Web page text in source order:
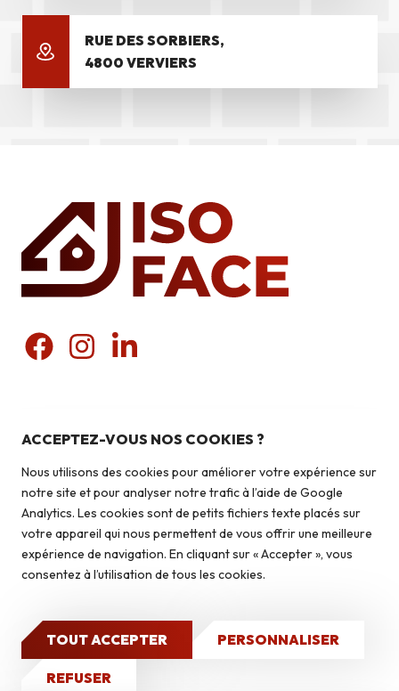
Briquettes
Autoconstruction & isolation
Caves à vin
Nos réalisations
CONTACT
ACCEPTEZ-VOUS NOS COOKIES ?
Nous utilisons des cookies pour améliorer votre expérience sur
notre site et pour analyser notre trafic à l’aide de Google
Analytics. Les cookies sont de petits fichiers texte placés sur
votre appareil qui nous permettent de vous offrir une meilleure
expérience de navigation. En cliquant sur « Accepter », vous
consentez à l’utilisation de tous les cookies.
TOUT ACCEPTER PERSONNALISER
REFUSER
RUE DES SORBIERS,
4800 VERVIERS
Liens utiles
Qui sommes-nous ?
Isolation
Contact
2026 © Isoface - Tous droits réservés
réalisé par GO : Grow Online